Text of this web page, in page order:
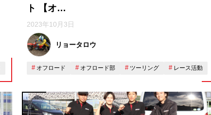
ト 【オ…
2023年10月3日
リョータロウ
オフロード オフロード部 ツーリング レース活動